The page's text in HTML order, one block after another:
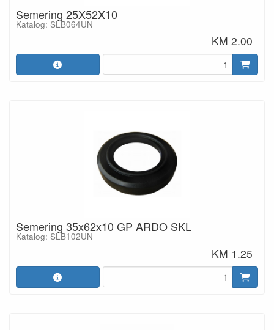
Semering 25X52X10
Katalog: SLB064UN
KM 2.00
Semering 35x62x10 GP ARDO SKL
Katalog: SLB102UN
KM 1.25